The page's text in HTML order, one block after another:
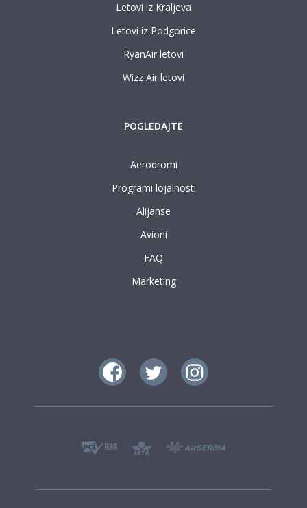
Letovi iz Kraljeva
Letovi iz Podgorice
RyanAir letovi
Wizz Air letovi
POGLEDAJTE
Aerodromi
Programi lojalnosti
Alijanse
Avioni
FAQ
Marketing